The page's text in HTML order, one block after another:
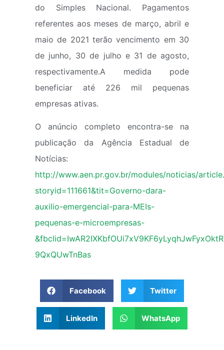
do Simples Nacional. Pagamentos
referentes aos meses de março, abril e
maio de 2021 terão vencimento em 30
de junho, 30 de julho e 31 de agosto,
respectivamente.A medida pode
beneficiar até 226 mil pequenas
empresas ativas.
O anúncio completo encontra-se na
publicação da Agência Estadual de
Notícias:
http://www.aen.pr.gov.br/modules/noticias/
storyid=111661&tit=Governo-dara-
auxilio-emergencial-para-MEIs-
pequenas-e-microempresas-
9QxQUwTnBas
Facebook Twitter
LinkedIn WhatsApp